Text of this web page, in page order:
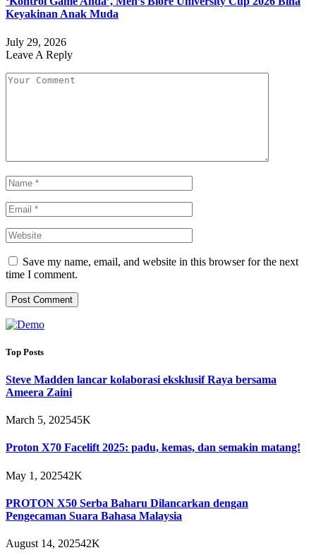
Keyakinan Anak Muda
July 29, 2026
Leave A Reply
Save my name, email, and website in this browser for the next
time I comment.
Top Posts
Steve Madden lancar kolaborasi eksklusif Raya bersama
Ameera Zaini
March 5, 202545K
Proton X70 Facelift 2025: padu, kemas, dan semakin matang!
May 1, 202542K
PROTON X50 Serba Baharu Dilancarkan dengan
Pengecaman Suara Bahasa Malaysia
August 14, 202542K